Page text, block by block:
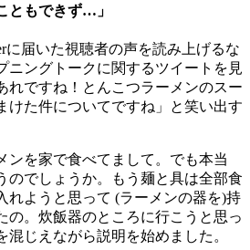
ともできず…」
に届いた視聴者の声を読み上げるな
ニングトークに関するツイートを見
れですね！とんこつラーメンのスー
けた件についてですね」と笑い出す
ンを家で食べてまして。でも本当
のでしょうか。もう麺と具は全部食
れようと思って (ラーメンの器を)持
の。炊飯器のところに行こうと思っ
じえながら説明を始めました。